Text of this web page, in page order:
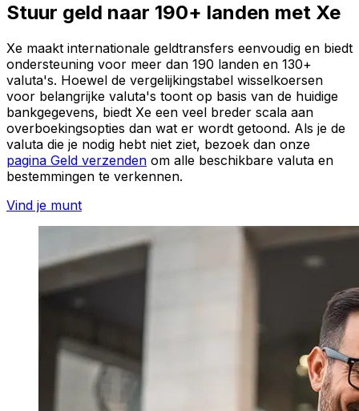
Stuur geld naar 190+ landen met Xe
Xe maakt internationale geldtransfers eenvoudig en biedt
ondersteuning voor meer dan 190 landen en 130+
valuta's. Hoewel de vergelijkingstabel wisselkoersen
voor belangrijke valuta's toont op basis van de huidige
bankgegevens, biedt Xe een veel breder scala aan
overboekingsopties dan wat er wordt getoond. Als je de
valuta die je nodig hebt niet ziet, bezoek dan onze
pagina Geld verzenden om alle beschikbare valuta en
bestemmingen te verkennen.
Vind je munt